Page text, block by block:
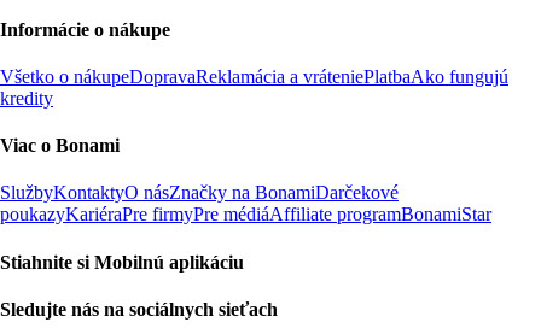
Informácie o nákupe
Všetko o nákupeDopravaReklamácia a vráteniePlatbaAko fungujú
kredity
Viac o Bonami
SlužbyKontaktyO násZnačky na BonamiDarčekové
poukazyKariéraPre firmyPre médiáAffiliate programBonamiStar
Stiahnite si Mobilnú aplikáciu
Sledujte nás na sociálnych sieťach